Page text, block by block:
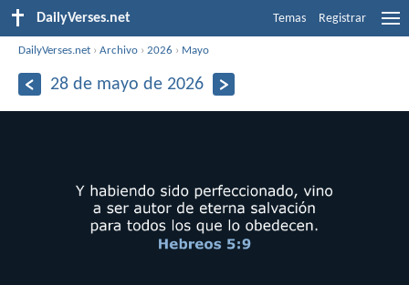
DailyVerses.net Temas Registrar
DailyVerses.net ›Archivo ›2026 › Mayo
28 de mayo de 2026